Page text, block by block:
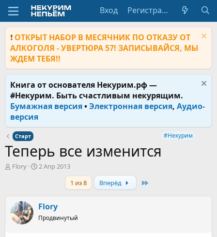
Вход Регистрация
❗ ОТКРЫТ НАБОР В МЕСЯЧНИК ПО ОТКАЗУ ОТ
АЛКОГОЛЯ - УВЕРТЮРА 57! ЗАПИСЫВАЙСЯ, МЫ
ЖДЕМ ТЕБЯ!!
Книга от основателя Некурим.рф —
#Некурим. Быть счастливым некурящим.
Бумажная версия•Электронная версия, Аудио-
версия
Старт #Некурим
Теперь все изменится
А
т
е
Flory
Д
а
ч
2 Апр 2013
1 из 8
Вперёд
Flory
Продвинутый